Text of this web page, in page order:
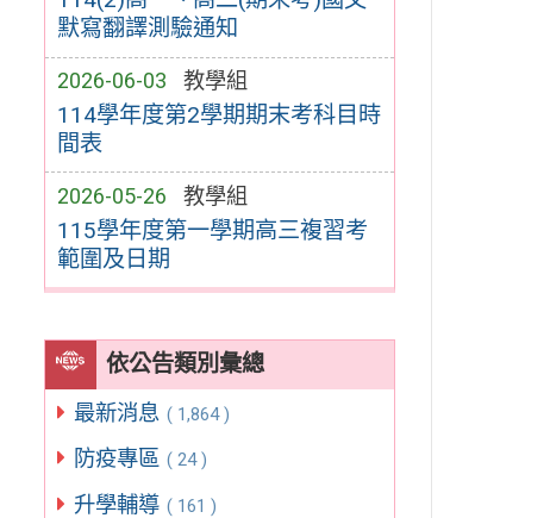
默寫翻譯測驗通知
2026-06-03 教學組
114學年度第2學期期末考科目時
間表
2026-05-26 教學組
115學年度第一學期高三複習考
範圍及日期
依公告類別彙總
最新消息 ( 1,864 )
防疫專區 ( 24 )
升學輔導 ( 161 )